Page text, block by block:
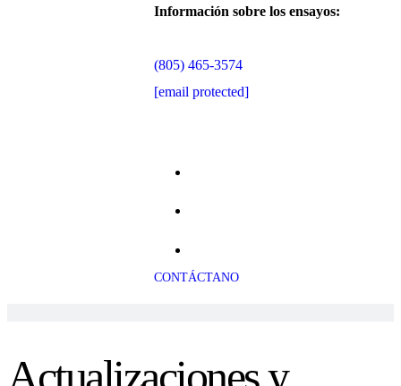
Información sobre los ensayos:
(805) 465-3574
[email protected]
CONTÁCTANO